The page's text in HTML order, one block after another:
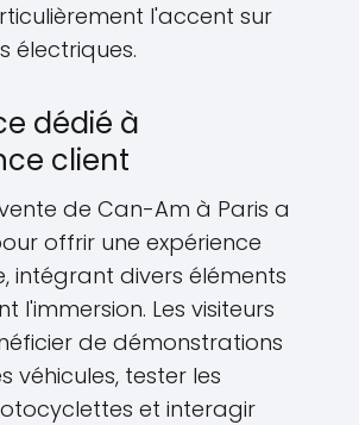
l'accent sur
électriques.
dédié à
client
de Can-Am à Paris a
offrir une expérience
intégrant divers éléments
l'immersion. Les visiteurs
de démonstrations
véhicules, tester les
et interagir